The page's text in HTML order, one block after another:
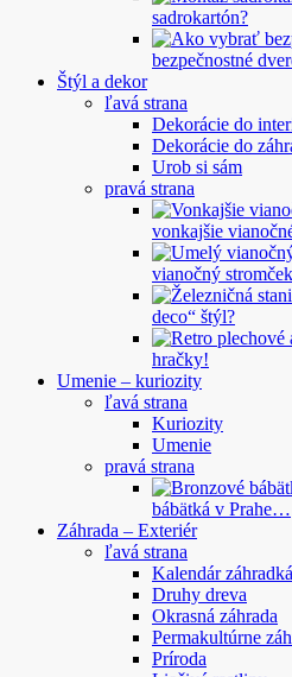
sadrokartón?
bezpečnostné
Štýl a dekor
ľavá strana
Dekorácie do
Dekorácie do
Urob si sám
pravá strana
vonkajšie
vianočný
deco“ štýl?
hračky!
Umenie – kuriozity
ľavá strana
Kuriozity
Umenie
pravá strana
bábätká v Prahe…
Záhrada – Exteriér
ľavá strana
Kalendár
Druhy dreva
Okrasná záhrada
Permakultúrne
Príroda